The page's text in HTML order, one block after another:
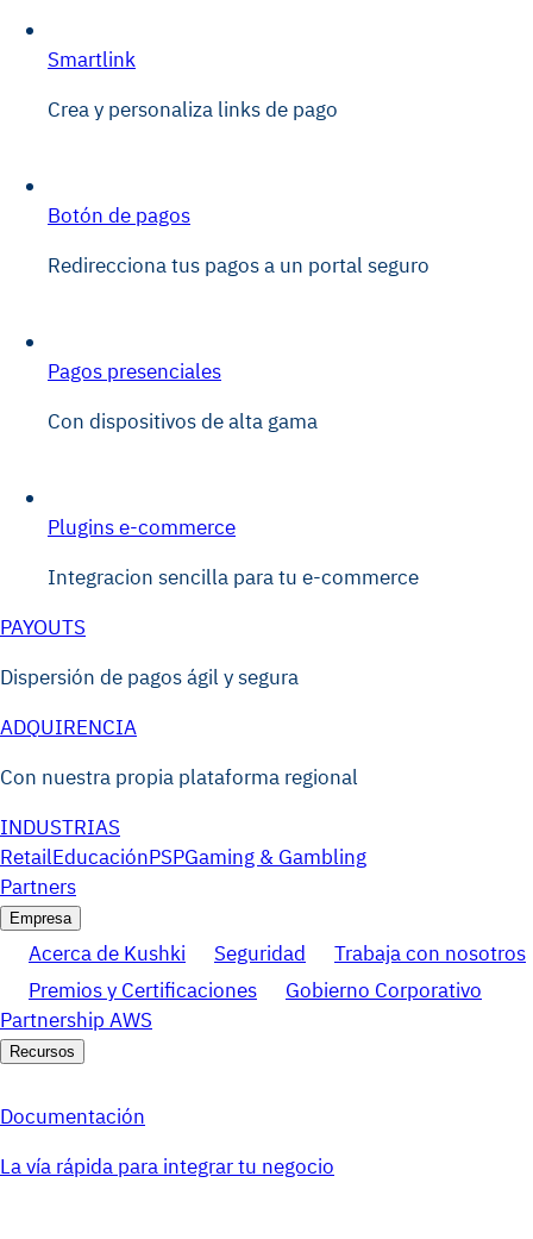
Smartlink
Crea y personaliza links de pago
Botón de pagos
Redirecciona tus pagos a un portal seguro
Pagos presenciales
Con dispositivos de alta gama
Plugins e-commerce
Integracion sencilla para tu e-commerce
PAYOUTS
Dispersión de pagos ágil y segura
ADQUIRENCIA
Con nuestra propia plataforma regional
INDUSTRIAS
RetailEducaciónPSPGaming & Gambling
Partners
Empresa
Acerca de Kushki Seguridad
Trabaja con nosotros
Premios y Certificaciones
Gobierno Corporativo
Partnership AWS
Recursos
Documentación
La vía rápida para integrar tu negocio